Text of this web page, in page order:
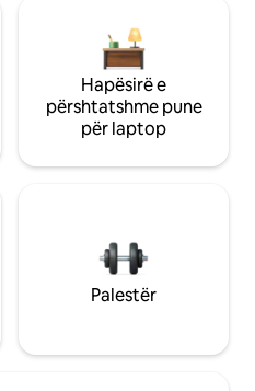
Hapësirë e
përshtatshme pune
për laptop
Palestër